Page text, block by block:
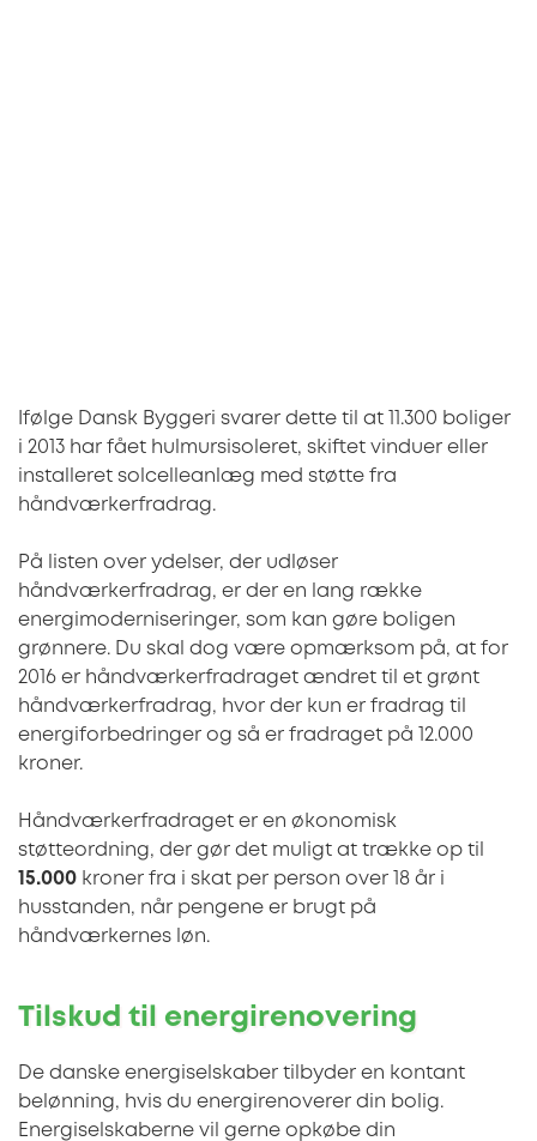
Ifølge Dansk Byggeri svarer dette til at 11.300 boliger
i 2013 har fået hulmursisoleret, skiftet vinduer eller
installeret solcelleanlæg med støtte fra
håndværkerfradrag.
På listen over ydelser, der udløser
håndværkerfradrag, er der en lang række
energimoderniseringer, som kan gøre boligen
grønnere. Du skal dog være opmærksom på, at for
2016 er håndværkerfradraget ændret til et grønt
håndværkerfradrag, hvor der kun er fradrag til
energiforbedringer og så er fradraget på 12.000
kroner.
Håndværkerfradraget er en økonomisk
støtteordning, der gør det muligt at trække op til
15.000 kroner fra i skat per person over 18 år i
husstanden, når pengene er brugt på
håndværkernes løn.
Tilskud til energirenovering
De danske energiselskaber tilbyder en kontant
belønning, hvis du energirenoverer din bolig.
Energiselskaberne vil gerne opkøbe din